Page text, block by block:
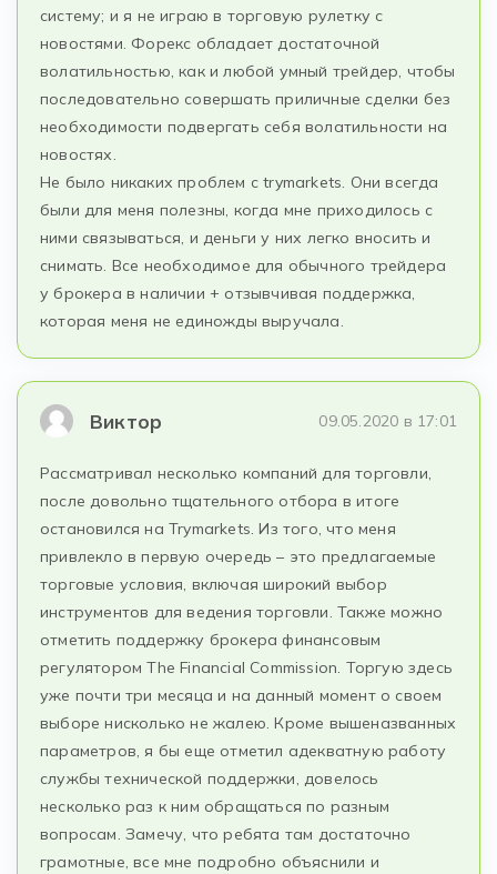
систему; и я не играю в торговую рулетку с
новостями. Форекс обладает достаточной
волатильностью, как и любой умный трейдер, чтобы
последовательно совершать приличные сделки без
необходимости подвергать себя волатильности на
новостях.
Не было никаких проблем с trymarkets. Они всегда
были для меня полезны, когда мне приходилось с
ними связываться, и деньги у них легко вносить и
снимать. Все необходимое для обычного трейдера
у брокера в наличии + отзывчивая поддержка,
которая меня не единожды выручала.
Виктор 09.05.2020 в 17:01
Рассматривал несколько компаний для торговли,
после довольно тщательного отбора в итоге
остановился на Trymarkets. Из того, что меня
привлекло в первую очередь – это предлагаемые
торговые условия, включая широкий выбор
инструментов для ведения торговли. Также можно
отметить поддержку брокера финансовым
регулятором The Financial Commission. Торгую здесь
уже почти три месяца и на данный момент о своем
выборе нисколько не жалею. Кроме вышеназванных
параметров, я бы еще отметил адекватную работу
службы технической поддержки, довелось
несколько раз к ним обращаться по разным
вопросам. Замечу, что ребята там достаточно
грамотные, все мне подробно объяснили и